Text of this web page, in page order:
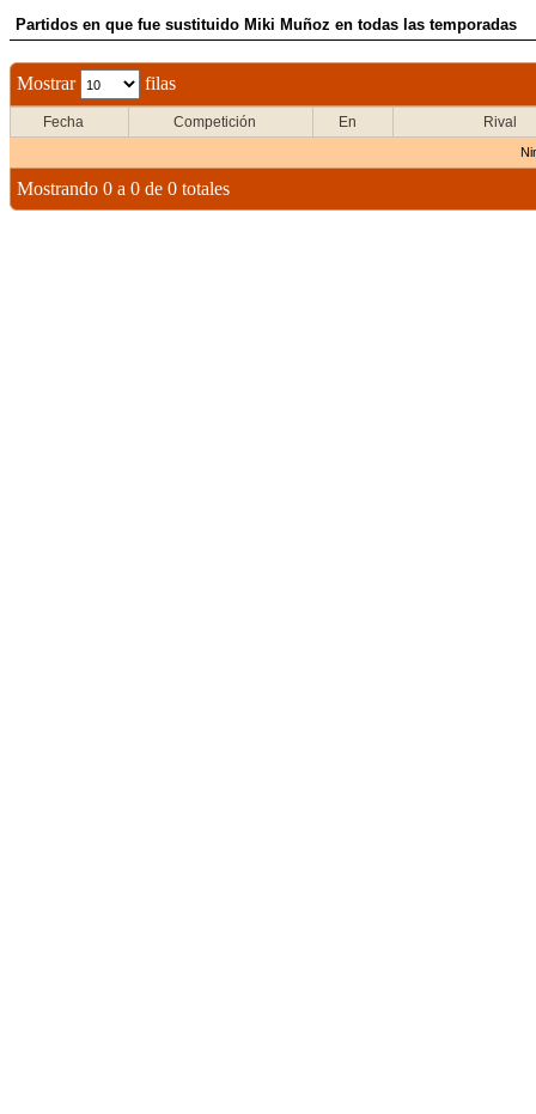
Partidos en que fue sustituido Miki Muñoz en todas las temporadas
Mostrar filas
Fecha Competición En Rival
Mostrando 0 a 0 de 0 totales